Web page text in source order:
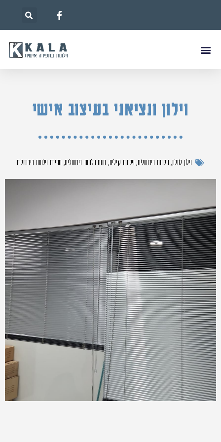
וילון ונציאני בעיצוב אישי
וילון לסלון, וילונות בירושלים, וילונות קפלים, חנות וילונות בירושלים, תפירת וילונות בירושלים